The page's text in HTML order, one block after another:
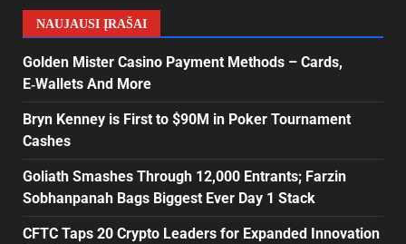
NAUJAUSI ĮRAŠAI
Golden Mister Casino Payment Methods – Cards,
E‑Wallets And More
Bryn Kenney is First to $90M in Poker Tournament
Cashes
Goliath Smashes Through 12,000 Entrants; Farzin
Sobhanpanah Bags Biggest Ever Day 1 Stack
CFTC Taps 20 Crypto Leaders for Expanded Innovation